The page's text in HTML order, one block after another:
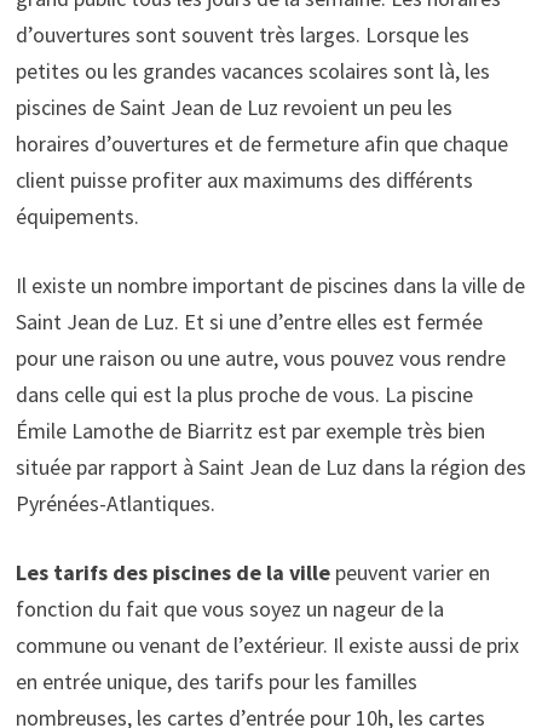
d’ouvertures sont souvent très larges. Lorsque les
petites ou les grandes vacances scolaires sont là, les
piscines de Saint Jean de Luz revoient un peu les
horaires d’ouvertures et de fermeture afin que chaque
client puisse profiter aux maximums des différents
équipements.
Il existe un nombre important de piscines dans la ville de
Saint Jean de Luz. Et si une d’entre elles est fermée
pour une raison ou une autre, vous pouvez vous rendre
dans celle qui est la plus proche de vous. La piscine
Émile Lamothe de Biarritz est par exemple très bien
située par rapport à Saint Jean de Luz dans la région des
Pyrénées-Atlantiques.
Les tarifs des piscines de la villepeuvent varier en
fonction du fait que vous soyez un nageur de la
commune ou venant de l’extérieur. Il existe aussi de prix
en entrée unique, des tarifs pour les familles
nombreuses, les cartes d’entrée pour 10h, les cartes